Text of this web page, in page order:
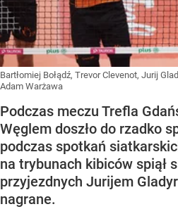
Bartłomiej Bołądź, Trevor Clevenot, Jurij
Adam Warżawa
Podczas meczu Trefla
Węglem doszło do rzadko
podczas spotkań
na trybunach kibiców spiął
przyjezdnych Jurijem
nagrane.